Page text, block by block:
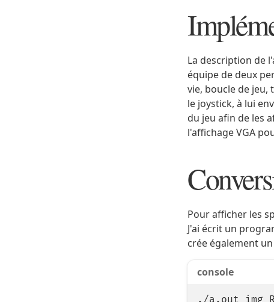
La description de
équipe de deux
vie, boucle de jeu,
le joystick, à lui
du jeu afin de les
l'affichage VGA
Pour afficher les
J'ai écrit un
crée également
console